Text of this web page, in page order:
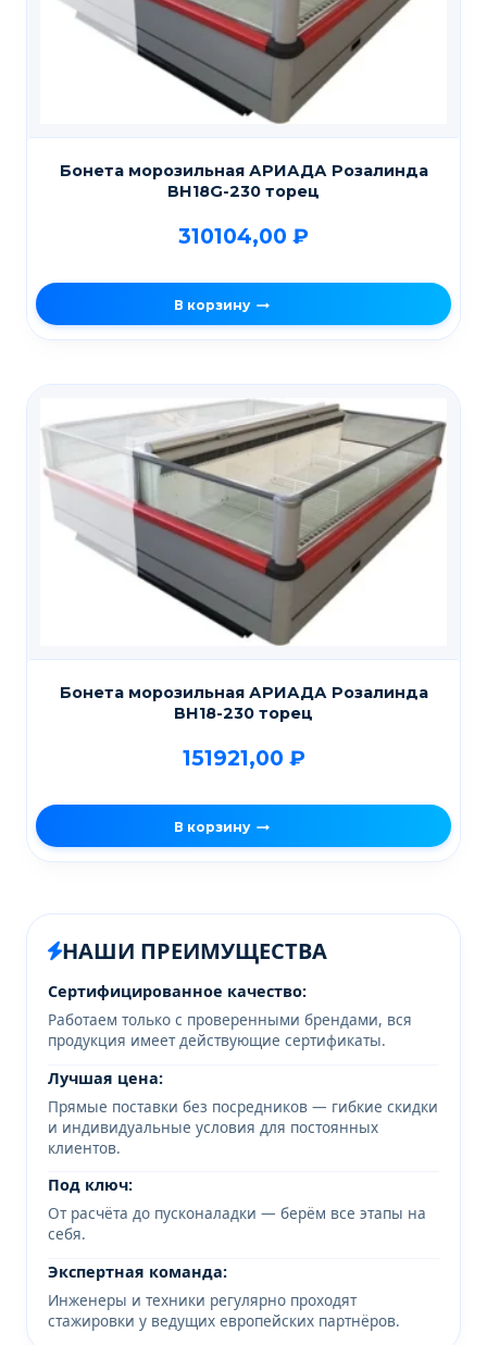
Бонета морозильная АРИАДА Розалинда
ВН18G-230 торец
310104,00 ₽
В корзину
Бонета морозильная АРИАДА Розалинда
ВН18-230 торец
151921,00 ₽
В корзину
НАШИ ПРЕИМУЩЕСТВА
Сертифицированное качество:
Работаем только с проверенными брендами, вся
продукция имеет действующие сертификаты.
Лучшая цена:
Прямые поставки без посредников — гибкие скидки
и индивидуальные условия для постоянных
клиентов.
Под ключ:
От расчёта до пусконаладки — берём все этапы на
себя.
Экспертная команда:
Инженеры и техники регулярно проходят
стажировки у ведущих европейских партнёров.